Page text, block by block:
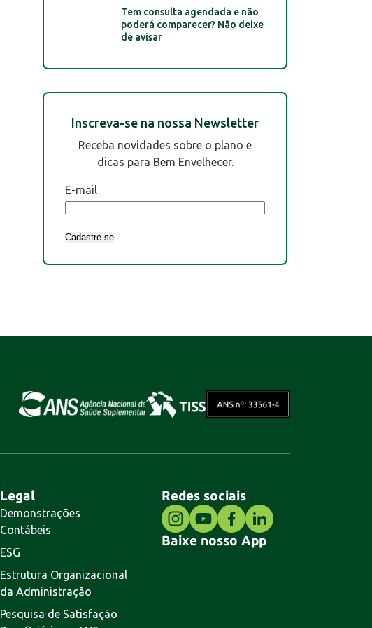
Tem consulta agendada e não
poderá comparecer? Não deixe
de avisar
Inscreva-se na nossa Newsletter
Receba novidades sobre o plano e
dicas para Bem Envelhecer.
E-mail
Cadastre-se
Legal
Demonstrações
Contábeis
ESG
Estrutura Organizacional
da Administração
Pesquisa de Satisfação
Redes sociais
Baixe nosso App